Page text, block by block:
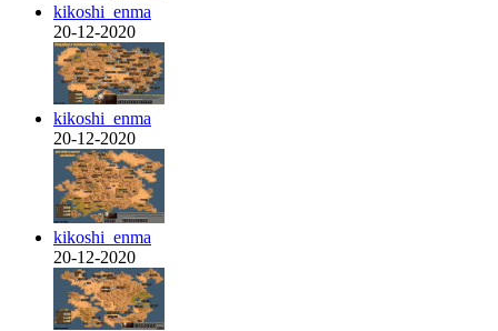
kikoshi_enma
20-12-2020
kikoshi_enma
20-12-2020
kikoshi_enma
20-12-2020